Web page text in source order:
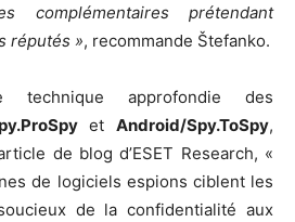
complémentaires prétendant
réputés », recommande Štefanko.
technique approfondie des
etAndroid/Spy.ToSpy,
de blog d’ESET Research, «
de logiciels espions ciblent les
de la confidentialité aux